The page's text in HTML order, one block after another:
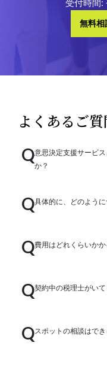
無料
よくあるご質
Q意思決定支援サービ
か？
経営は意思決定の連続で
忙しく、経営の戦略立案
Q具体的に、どのよう
基本的には毎月1回の経営
略検討を行います。それ
Q費用はどれくらいか
意思決定支援サービスは
て料金が異なります。料
Q契約中の税理士がい
意思決定支援サービスは
りません。会計事務所に
Qスポットの相談はで